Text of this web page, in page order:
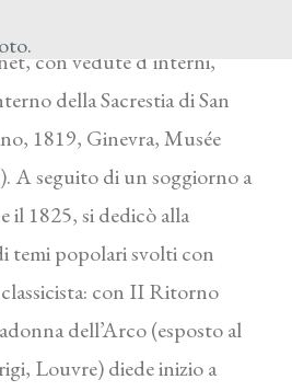
con vedute d’interni,
della Sacrestia di San
1819, Ginevra, Musée
A seguito di un soggiorno a
il 1825, si dedicò alla
temi popolari svolti con
con II Ritorno
dell’Arco (esposto al
Louvre) diede inizio a